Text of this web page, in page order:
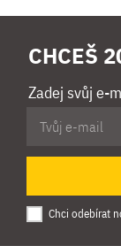
CHCEŠ
Zadej svůj e-
Chci odebírat